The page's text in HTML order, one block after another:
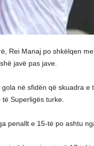
Rei Manaj po shkëlqen
javë pas jave.
në sfidën që skuadra e
Superligës turke.
penallt e 15-të po ashtu